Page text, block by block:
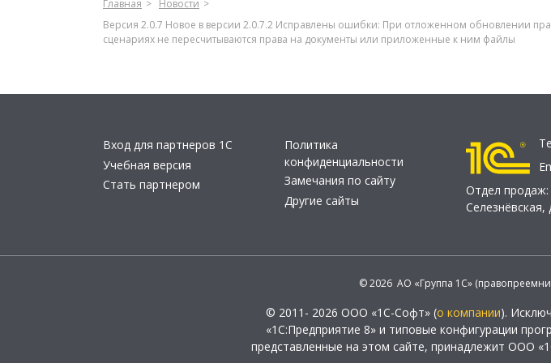
Главная
Новости
Версия 2.0.7 Новое в версии 2.0.7.2 Исправлены ошибки: При отложенном обновлении
сценариях не пересчитываются права на документы или приложенные к ним файлы
Вход для партнеров 1С
Учебная версия
Стать партнером
Политика
конфиденциальности
Замечания по сайту
Другие сайты
Отдел продаж:
Селезнёвская,
© 2026 АО «Группа 1С»
© 2011- 2026 ООО «1С-Софт» (о компании).
«1С:Предприятие 8» и типовые конфигурации
представленные на этом сайте, принадлежит ООО